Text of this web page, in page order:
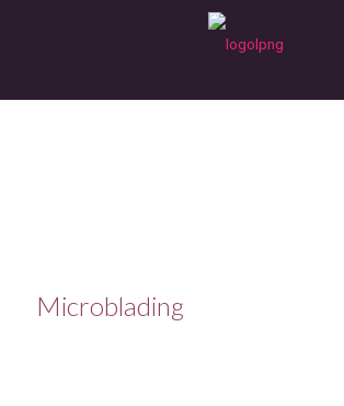
Microblading